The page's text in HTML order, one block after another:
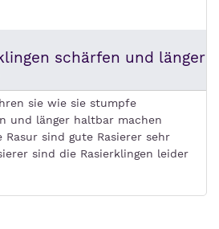
schärfen und länger
sie wie sie stumpfe
und länger haltbar machen
Rasur sind gute Rasierer sehr
sind die Rasierklingen leider